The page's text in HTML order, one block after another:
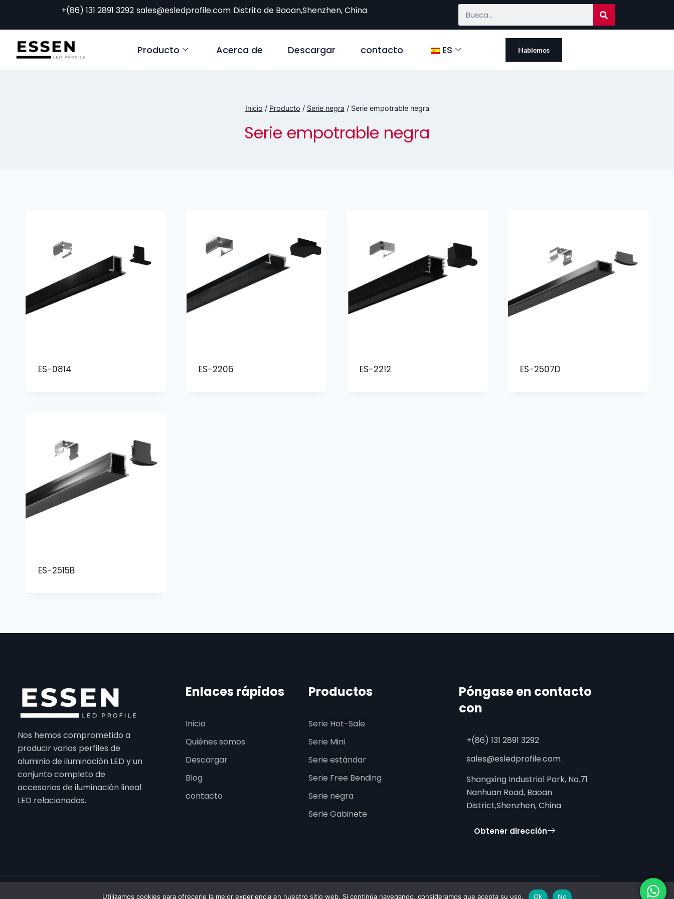
+(86) 131 2891 3292 sales@esledprofile.com Distrito de Baoan,Shenzhen, China
Producto Acerca de Descargar contacto ES Hablemos
Inicio / Producto / Serie negra / Serie empotrable negra
Serie empotrable negra
ES-0814 ES-2206 ES-2212 ES-2507D
ES-2515B
Nos hemos comprometido a
producir varios perfiles de
aluminio de iluminación LED y un
conjunto completo de
accesorios de iluminación lineal
LED relacionados.
Enlaces rápidos
Inicio
Quiénes somos
Descargar
Blog
contacto
Productos
Serie Hot-Sale
Serie Mini
Serie estándar
Serie Free Bending
Serie negra
Serie Gabinete
Póngase en contacto
con
+(86) 131 2891 3292
sales@esledprofile.com
Shangxing Industrial Park, No.71
Nanhuan Road, Baoan
District,Shenzhen, China
Obtener dirección
2026 ESSENLEDPROFILE. Todos los derechos reservados.
Utilizamos cookies para ofrecerle la mejor experiencia en nuestro sitio web. Si continúa navegando, consideramos que acepta su uso. Ok No